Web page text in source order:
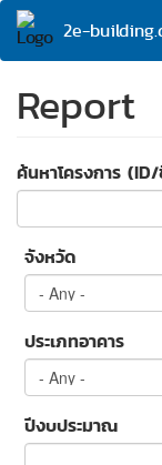
Skip
main
2e-
Report
ค้นหาโครงการ
จังหวัด
ประเภทอาคาร
ปีงบประมาณ